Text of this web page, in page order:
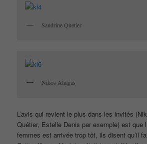
Sandrine Quetier
Nikos Aliagas
L’avis qui revient le plus dans les invités
Quétier, Estelle Denis par exemple) est que
femmes est arrivée trop tôt, ils disent qu’il